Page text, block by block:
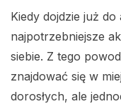
Kiedy dojdzie już
najpotrzebniejsze
siebie. Z tego
znajdować się w
dorosłych, ale